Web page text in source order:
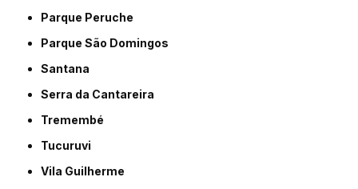
Parque Peruche
Parque São Domingos
Santana
Serra da Cantareira
Tremembé
Tucuruvi
Vila Guilherme